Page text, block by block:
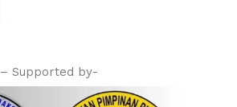
– Supported by-